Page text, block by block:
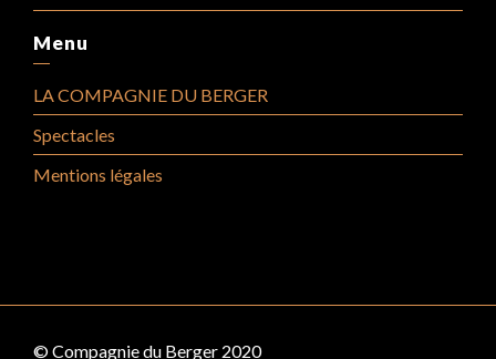
Menu
LA COMPAGNIE DU BERGER
Spectacles
Mentions légales
© Compagnie du Berger 2020